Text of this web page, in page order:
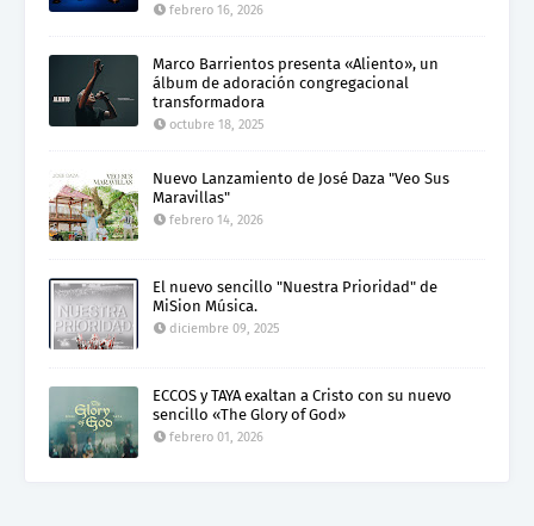
febrero 16, 2026
Marco Barrientos presenta «Aliento», un
álbum de adoración congregacional
transformadora
octubre 18, 2025
Nuevo Lanzamiento de José Daza "Veo Sus
Maravillas"
febrero 14, 2026
El nuevo sencillo "Nuestra Prioridad" de
MiSion Música.
diciembre 09, 2025
ECCOS y TAYA exaltan a Cristo con su nuevo
sencillo «The Glory of God»
febrero 01, 2026